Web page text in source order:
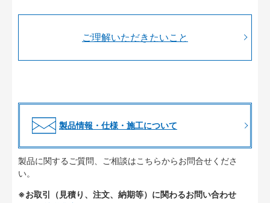
ご理解いただきたいこと
製品情報・仕様・施工について
製品に関するご質問、ご相談はこちらからお問合せくださ
い。
※お取引（見積り、注文、納期等）に関わるお問い合わせ